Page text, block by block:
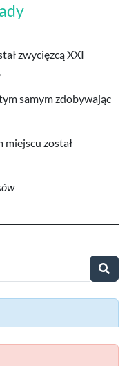
zwycięzcą XXI
samym zdobywając
miejscu został